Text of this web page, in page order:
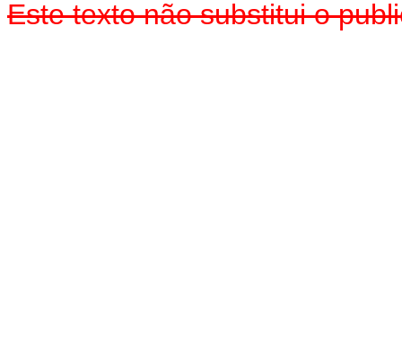
Este texto não substitui o